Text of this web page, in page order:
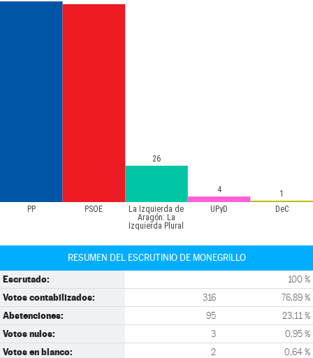
PP PSOE
La Izquierda de
Aragón: La
Izquierda Plural
UPyD DeC
26
4 1
RESUMEN DEL ESCRUTINIO DE MONEGRILLO
Escrutado: 100 %
Votos contabilizados: 316 76,89 %
Abstenciones: 95 23,11 %
Votos nulos: 3 0,95 %
Votos en blanco: 2 0,64 %